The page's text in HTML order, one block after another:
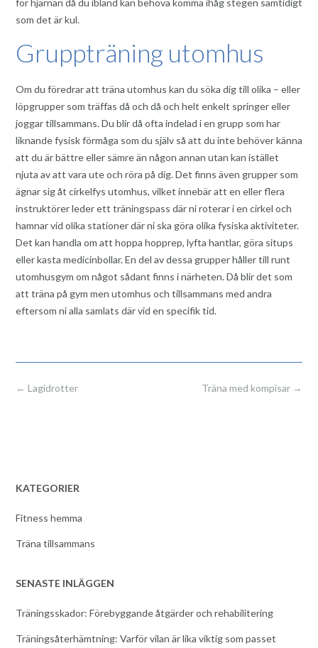
som det är kul.
Gruppträning utomhus
Om du föredrar att träna utomhus kan du söka dig till olika – eller
löpgrupper som träffas då och då och helt enkelt springer eller
joggar tillsammans. Du blir då ofta indelad i en grupp som har
liknande fysisk förmåga som du själv så att du inte behöver känna
att du är bättre eller sämre än någon annan utan kan istället
njuta av att vara ute och röra på dig. Det finns även grupper som
ägnar sig åt cirkelfys utomhus, vilket innebär att en eller flera
instruktörer leder ett träningspass där ni roterar i en cirkel och
hamnar vid olika stationer där ni ska göra olika fysiska aktiviteter.
Det kan handla om att hoppa hopprep, lyfta hantlar, göra situps
eller kasta medicinbollar. En del av dessa grupper håller till runt
utomhusgym om något sådant finns i närheten. Då blir det som
att träna på gym men utomhus och tillsammans med andra
eftersom ni alla samlats där vid en specifik tid.
Post
Träna med kompisar →
← Lagidrotter
KATEGORIER
Fitness hemma
Träna tillsammans
SENASTE INLÄGGEN
Träningsskador: Förebyggande åtgärder och rehabilitering
Träningsåterhämtning: Varför vilan är lika viktig som passet